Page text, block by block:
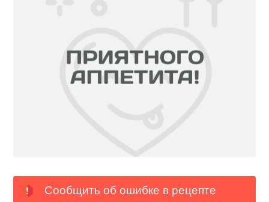
Сообщить об ошибке в рецепте